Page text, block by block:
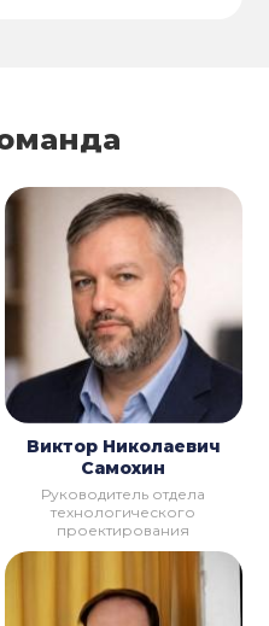
Виктор Николаевич
Самохин
Руководитель отдела
технологического
проектирования